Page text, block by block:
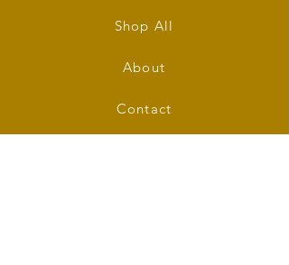
大小: 41mm (長) x 24mm (闊) x 20mm (厚)
Pig Jadeite Statue in Green and White
Size: 41mm (L) x 24mm (W) x 20mm (T)
Shop All
About
Contact